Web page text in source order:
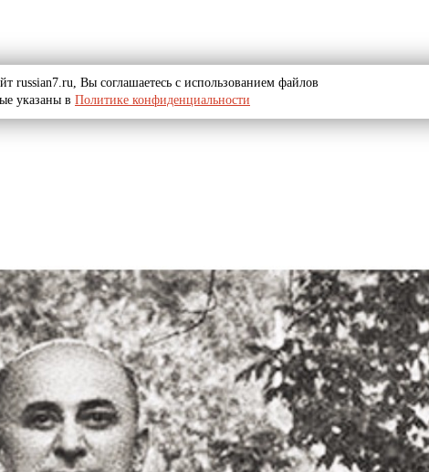
russian7.ru, Вы соглашаетесь с использованием файлов
указаны в Политике конфиденциальности